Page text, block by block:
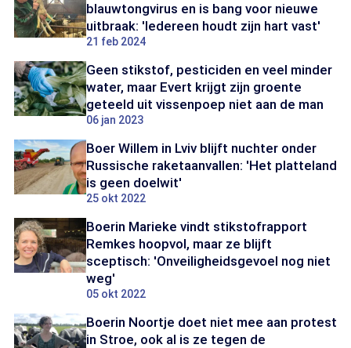
blauwtongvirus en is bang voor nieuwe
uitbraak: 'Iedereen houdt zijn hart vast'
21 feb 2024
Geen stikstof, pesticiden en veel minder
water, maar Evert krijgt zijn groente
geteeld uit vissenpoep niet aan de man
06 jan 2023
Boer Willem in Lviv blijft nuchter onder
Russische raketaanvallen: 'Het platteland
is geen doelwit'
25 okt 2022
Boerin Marieke vindt stikstofrapport
Remkes hoopvol, maar ze blijft
sceptisch: 'Onveiligheidsgevoel nog niet
weg'
05 okt 2022
Boerin Noortje doet niet mee aan protest
in Stroe, ook al is ze tegen de